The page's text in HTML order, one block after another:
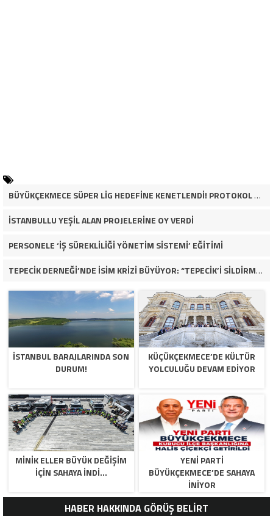
BÜYÜKÇEKMECE SÜPER LİG HEDEFİNE KENETLENDİ! PROTOKOL VE İŞ DÜNYASINDAN BASKETBOL TAKIMINA TAM DESTEK…
İSTANBULLU YEŞİL ALAN PROJELERİNE OY VERDİ
PERSONELE ‘İŞ SÜREKLİLİĞİ YÖNETİM SİSTEMİ’ EĞİTİMİ
TEPECİK DERNEĞİ’NDE İSİM KRİZİ BÜYÜYOR: “TEPECİK’İ SİLDİRMEYECEĞİZ”
İSTANBUL BARAJLARINDA SON
DURUM!
KÜÇÜKÇEKMECE’DE KÜLTÜR
YOLCULUĞU DEVAM EDİYOR
MİNİK ELLER BÜYÜK DEĞİŞİM
İÇİN SAHAYA İNDİ…
YENİ PARTİ
BÜYÜKÇEKMECE’DE SAHAYA
İNİYOR
HABER HAKKINDA GÖRÜŞ BELİRT